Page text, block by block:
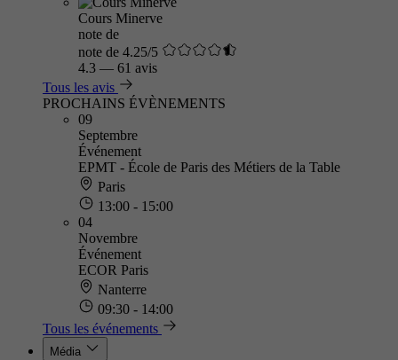
Cours Minerve
note de
note de 4.25/5
4.3 — 61 avis
Tous les avis
PROCHAINS ÉVÈNEMENTS
09
Septembre
Événement
EPMT - École de Paris des Métiers de la Table
Paris
13:00 - 15:00
04
Novembre
Événement
ECOR Paris
Nanterre
09:30 - 14:00
Tous les événements
Média